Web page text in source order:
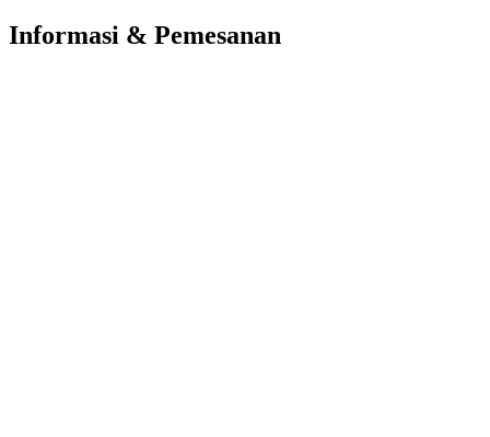
Informasi & Pemesanan